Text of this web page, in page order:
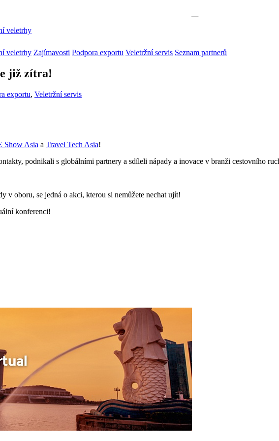
veletrhy
veletrhy Zajímavosti Podpora exportu Veletržní servis Seznam partnerů
již zítra!
exportu, Veletržní servis
Show Asia a Travel Tech Asia!
podnikali s globálními partnery a sdíleli nápady a inovace v branži cestovního
v oboru, se jedná o akci, kterou si nemůžete nechat ujít!
konferenci!